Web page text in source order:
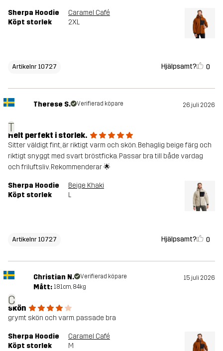
Sherpa Hoodie
Caramel Café
Köpt storlek
2XL
Artikelnr 10727 Hjälpsamt? 0
T
Therese S. Verifierad köpare 26 juli 2026
Helt perfekt i storlek.
Sitter väldigt fint, är riktigt varm och skön. Behaglig beige färg och
riktigt snyggt med svart bröstficka. Passar bra till både vardag
och friluftsliv. Rekommenderar 🌟
Sherpa Hoodie
Beige Khaki
Köpt storlek
L
Artikelnr 10727 Hjälpsamt? 0
C
Christian N. Verifierad köpare 15 juli 2026
Mått: 181cm, 84kg
skön
grymt skön och varm. passade bra
Sherpa Hoodie
Caramel Café
Köpt storlek
M